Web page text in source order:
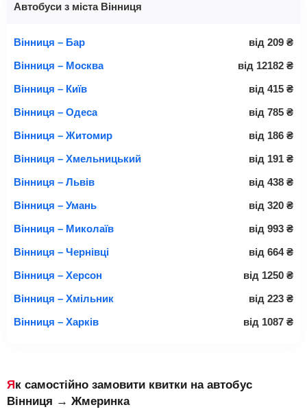
Автобуси з міста Вінниця
Вінниця – Бар від 209 ₴
Вінниця – Москва
від 12182 ₴
Вінниця – Київ
від 415 ₴
Вінниця – Одеса
від 785 ₴
Вінниця – Житомир
від 186 ₴
Вінниця – Хмельницький
від 191 ₴
Вінниця – Львів
від 438 ₴
Вінниця – Умань
від 320 ₴
Вінниця – Миколаїв
від 993 ₴
Вінниця – Чернівці
від 664 ₴
Вінниця – Херсон
від 1250 ₴
Вінниця – Хмільник
від 223 ₴
Вінниця – Харків
від 1087 ₴
Як самостійно замовити квитки на автобус
Вінниця → Жмеринка